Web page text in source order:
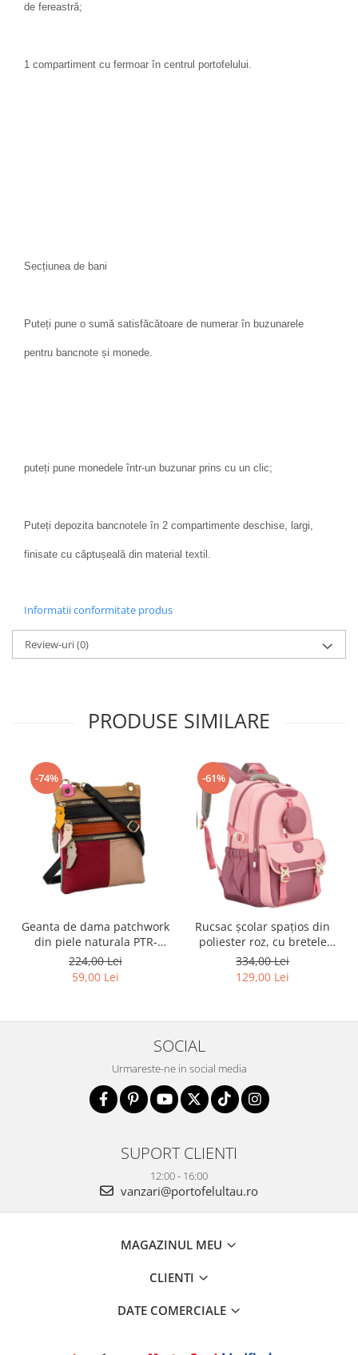
de fereastră;
1 compartiment cu fermoar în centrul portofelului.
Secțiunea de bani
Puteți pune o sumă satisfăcătoare de numerar în buzunarele
pentru bancnote și monede.
puteți pune monedele într-un buzunar prins cu un clic;
Puteți depozita bancnotele în 2 compartimente deschise, largi,
finisate cu căptușeală din material textil.
Informatii conformitate produs
Review-uri(0)
PRODUSE SIMILARE
-74%
Geanta de dama patchwork
din piele naturala PTR-
1718-SKL-6922 MULTI
224,00 Lei
59,00 Lei
-61%
Rucsac școlar spațios din
poliester roz, cu bretele
reglabile - Peterson PTR-
PTN 8610-1327 PINK
334,00 Lei
129,00 Lei
SOCIAL
Urmareste-ne in social media
SUPORT CLIENTI
12:00 - 16:00
vanzari@portofelultau.ro
MAGAZINUL MEU
CLIENTI
DATE COMERCIALE